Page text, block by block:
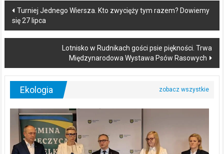
Post
navigation
Turniej Jednego Wiersza. Kto zwycięży tym razem? Dowiemy
się 27 lipca
Lotnisko w Rudnikach gości psie piękności. Trwa
Międzynarodowa Wystawa Psów Rasowych
Ekologia